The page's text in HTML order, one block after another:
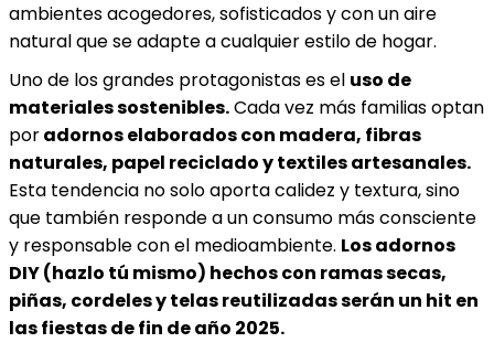
ambientes acogedores, sofisticados y con un aire
natural que se adapte a cualquier estilo de hogar.
Uno de los grandes protagonistas es el uso de
materiales sostenibles.Cada vez más familias optan
poradornos elaborados con madera, fibras
naturales, papel reciclado y textiles artesanales.
Esta tendencia no solo aporta calidez y textura, sino
que también responde a un consumo más consciente
y responsable con el medioambiente. Los adornos
DIY (hazlo tú mismo) hechos con ramas secas,
piñas, cordeles y telas reutilizadas serán un hit en
las fiestas de fin de año 2025.